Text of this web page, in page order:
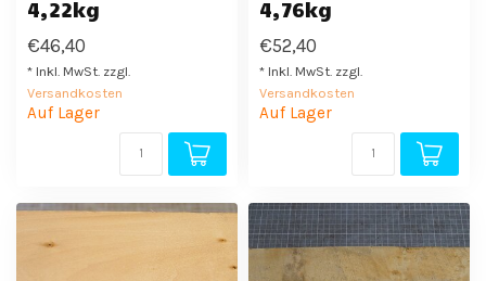
4,22kg
€46,40
* Inkl. MwSt. zzgl.
Versandkosten
Auf Lager
4,76kg
€52,40
* Inkl. MwSt. zzgl.
Versandkosten
Auf Lager